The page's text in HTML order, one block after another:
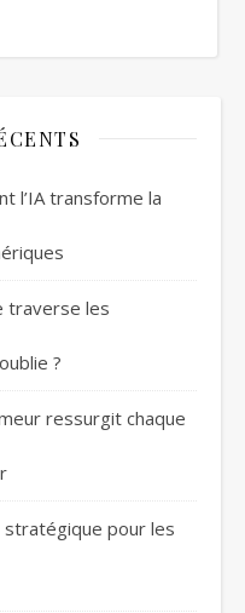
l’IA transforme la
traverse les
?
ressurgit chaque
stratégique pour les